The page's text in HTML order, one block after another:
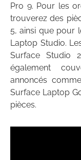
Pro 9. Pour les
trouverez des
5, ainsi que pour
Laptop Studio.
Surface Studio
également
annoncés
Surface Laptop
pièces.